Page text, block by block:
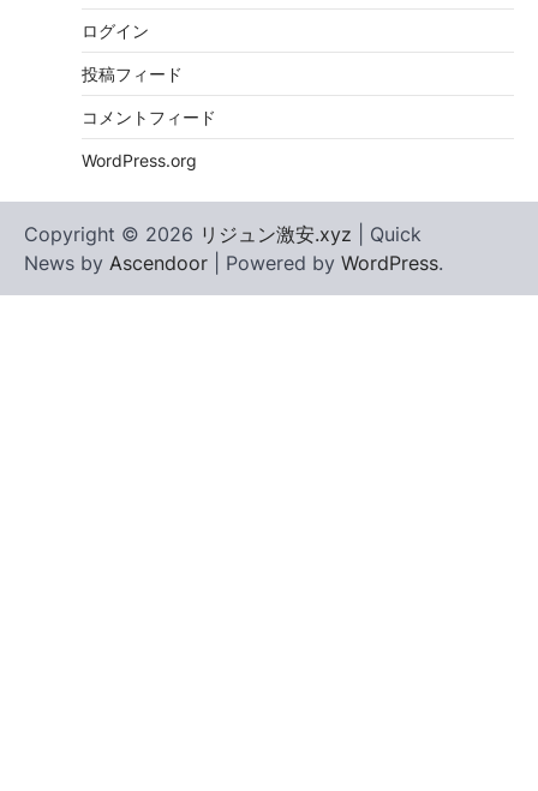
ログイン
投稿フィード
コメントフィード
WordPress.org
Copyright © 2026 リジュン激安.xyz | Quick
News by Ascendoor | Powered by WordPress.